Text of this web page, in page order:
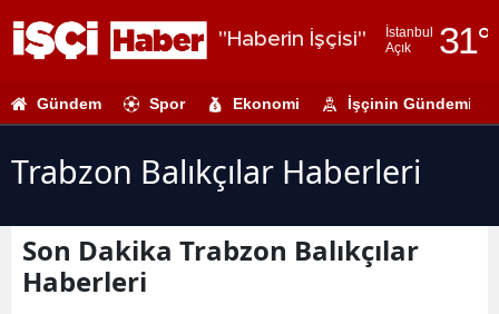
"Haberin İşçisi"
İstanbul
Açık
31°
Adıyaman
Amasya
Gündem Spor Ekonomi İşçinin Gündemi
Trabzon Balıkçılar Haberleri
Son Dakika Trabzon Balıkçılar
Haberleri